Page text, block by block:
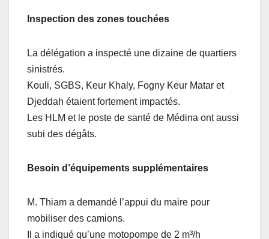
Inspection des zones touchées
La délégation a inspecté une dizaine de quartiers
sinistrés.
Kouli, SGBS, Keur Khaly, Fogny Keur Matar et
Djeddah étaient fortement impactés.
Les HLM et le poste de santé de Médina ont aussi
subi des dégâts.
Besoin d’équipements supplémentaires
M. Thiam a demandé l’appui du maire pour
mobiliser des camions.
Il a indiqué qu’une motopompe de 2 m³/h